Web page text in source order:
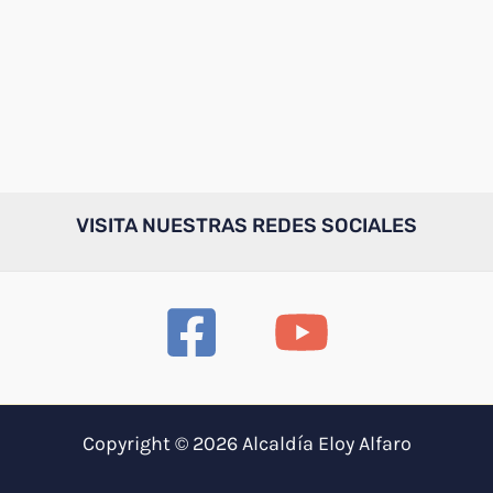
VISITA NUESTRAS REDES SOCIALES
Copyright © 2026 Alcaldía Eloy Alfaro